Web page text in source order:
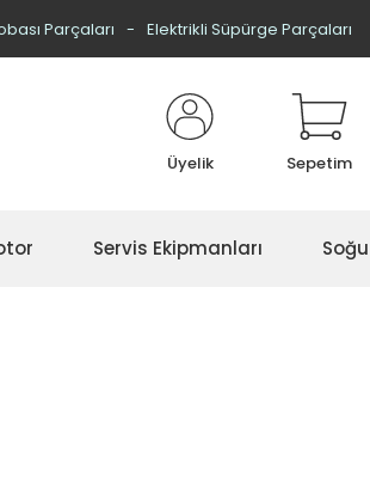
Parçaları Elektrikli Süpürge Parçaları
Üyelik Sepetim
Servis Ekipmanları